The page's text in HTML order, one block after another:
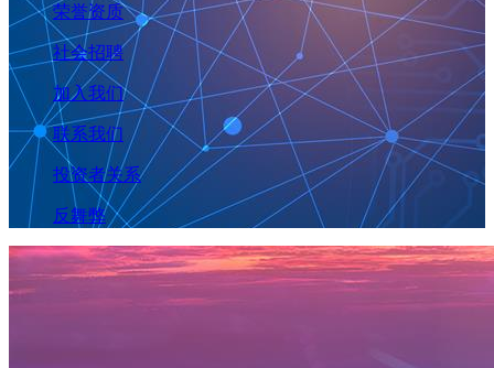
荣誉资质
社会招聘
加入我们
联系我们
投资者关系
反舞弊